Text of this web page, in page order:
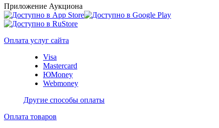
Приложение Аукциона
Оплата услуг сайта
Visa
Mastercard
ЮMoney
Webmoney
Другие способы оплаты
Оплата товаров